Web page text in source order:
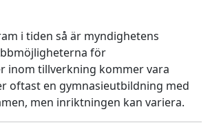
i tiden så är myndighetens
för
inom tillverkning kommer vara
oftast en gymnasieutbildning med
men inriktningen kan variera.